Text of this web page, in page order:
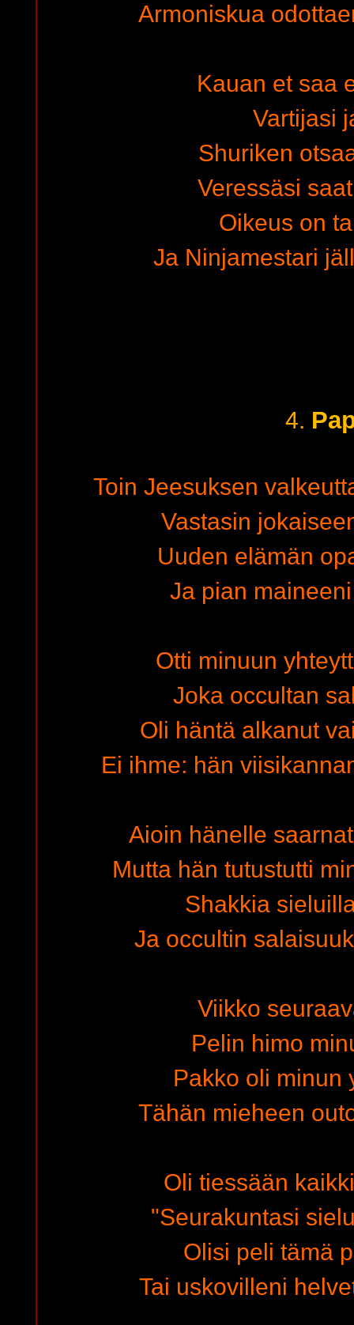
Armoniskua
Kauan et saa
Vartijasi
Shuriken
Veressäsi
Oikeus on
Ja Ninjamestari
4.
Toin Jeesuksen
Vastasin
Uuden elämän
Ja pian
Otti minuun
Joka occultan
Oli häntä alkanut
Ei ihme: hän
Aioin hänelle
Mutta hän tutustutti
Shakkia
Ja occultin
Viikko
Pelin himo
Pakko oli minun
Tähän mieheen
Oli tiessään
"Seurakuntasi
Olisi peli tämä
Tai uskovilleni